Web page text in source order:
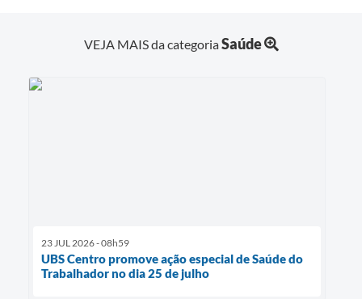
VEJA MAIS da categoriaSaúde
23 JUL 2026 - 08h59
UBS Centro promove ação especial de Saúde do
Trabalhador no dia 25 de julho